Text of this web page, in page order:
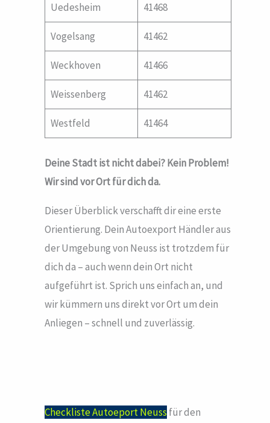
Uedesheim 41468
Vogelsang 41462
Weckhoven 41466
Weissenberg 41462
Westfeld 41464
Deine Stadt ist nicht dabei? Kein Problem!
Wir sind vor Ort für dich da.
Dieser Überblick verschafft dir eine erste
Orientierung. Dein Autoexport Händler aus
der Umgebung von Neuss ist trotzdem für
dich da – auch wenn dein Ort nicht
aufgeführt ist. Sprich uns einfach an, und
wir kümmern uns direkt vor Ort um dein
Anliegen – schnell und zuverlässig.
Checkliste Autoeport Neuss für den